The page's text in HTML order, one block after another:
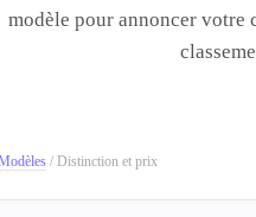
modèle pour annoncer votre
/ Distinction et prix